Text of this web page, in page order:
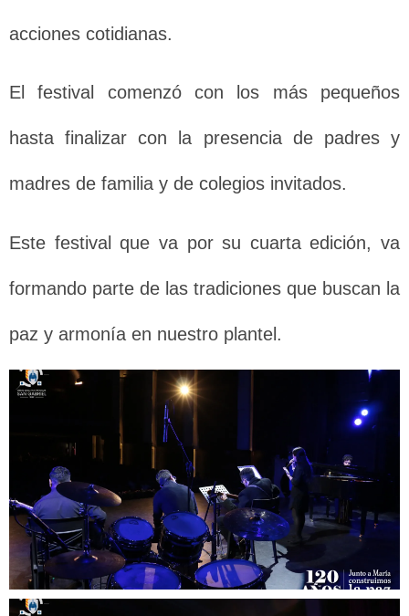
acciones cotidianas.
El festival comenzó con los más pequeños
hasta finalizar con la presencia de padres y
madres de familia y de colegios invitados.
Este festival que va por su cuarta edición, va
formando parte de las tradiciones que buscan la
paz y armonía en nuestro plantel.